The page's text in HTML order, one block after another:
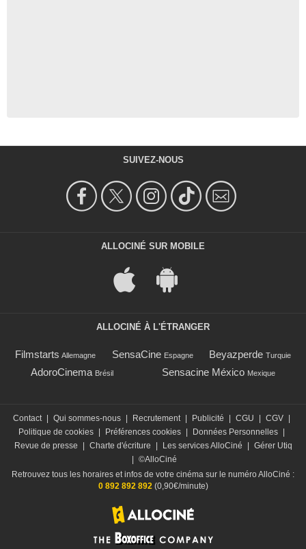
SUIVEZ-NOUS
ALLOCINÉ SUR MOBILE
ALLOCINÉ À L'ÉTRANGER
Filmstarts Allemagne SensaCine Espagne Beyazperde Turquie
AdoroCinema Brésil Sensacine México Mexique
Contact Qui sommes-nous Recrutement Publicité CGU CGV
Politique de cookies
Préférences cookies Données Personnelles
Revue de presse
Charte d'écriture Les services AlloCiné
Gérer Utiq
©AlloCiné
Retrouvez tous les horaires et infos de votre cinéma sur le numéro AlloCiné :
0 892 892 892(0,90€/minute)